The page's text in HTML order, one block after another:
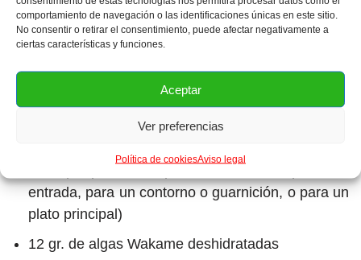
comportamiento de navegación o las identificaciones únicas en este sitio.
No consentir o retirar el consentimiento, puede afectar negativamente a
ciertas características y funciones.
Aceptar
Ver preferencias
Política de cookiesAviso legal
INGREDIENTES PARA EL RISOTTO:
160 gr. de arroz Arborio o arroz Carnaroli
entrada, para un contorno o guarnición, o para un
plato principal)
12 gr. de algas Wakame deshidratadas